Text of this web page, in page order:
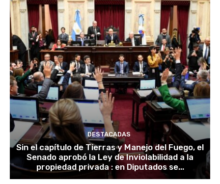
DESTACADAS
Sin el capítulo de Tierras y Manejo del Fuego, el
Senado aprobó la Ley de Inviolabilidad a la
propiedad privada : en Diputados se...